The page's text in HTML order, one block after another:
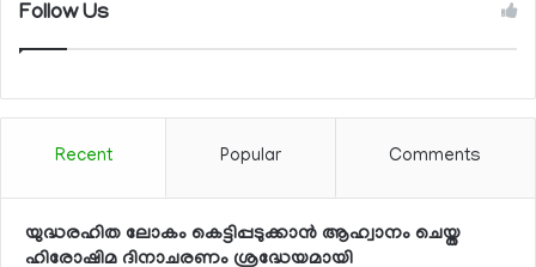
Follow Us
Recent Popular Comments
യുദ്ധരഹിത ലോകം കെട്ടിപ്പടുക്കാന്‍ ആഹ്വാനം ചെയ്ത
ഹിരോഷിമ ദിനാചരണം ശ്രദ്ധേയമായി